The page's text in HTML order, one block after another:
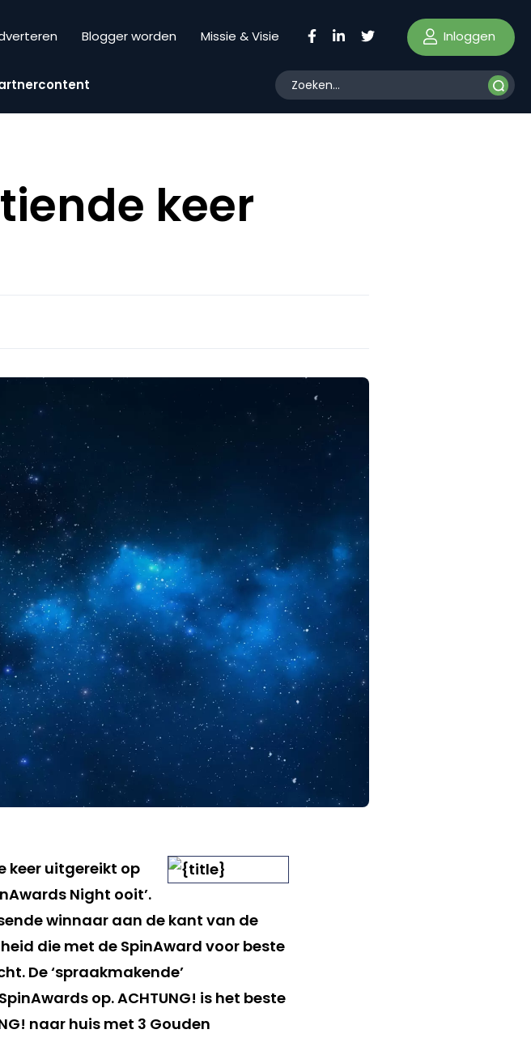
Blogger worden Missie & Visie Inloggen
keer
keer uitgereikt op
Night ooit’.
winnaar aan de kant van de
die met de SpinAward voor beste
De ‘spraakmakende’
op. ACHTUNG! is het beste
naar huis met 3 Gouden